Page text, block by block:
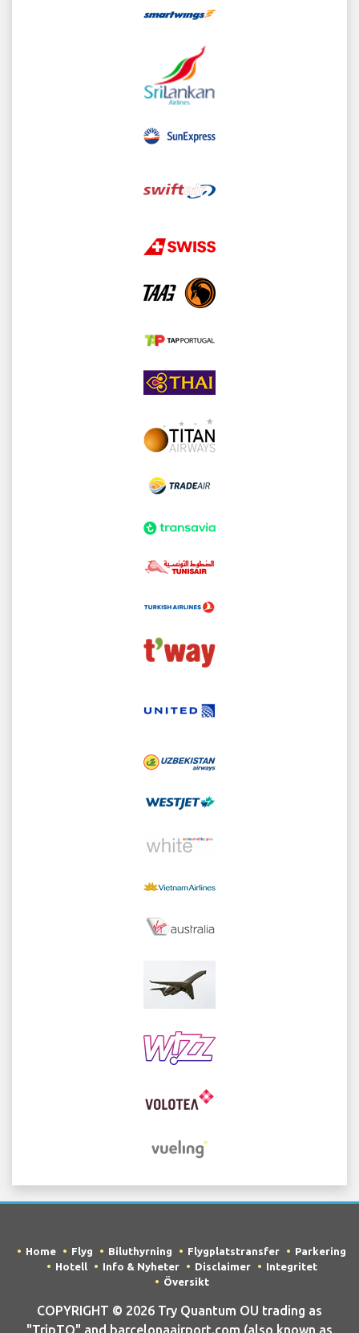
Home Flyg Biluthyrning Flygplatstransfer
Parkering
Hotell
Info & Nyheter Disclaimer
Integritet
Översikt
COPYRIGHT © 2026 Try Quantum OU trading as
"TripTQ" and barcelonaairport.com (also known as